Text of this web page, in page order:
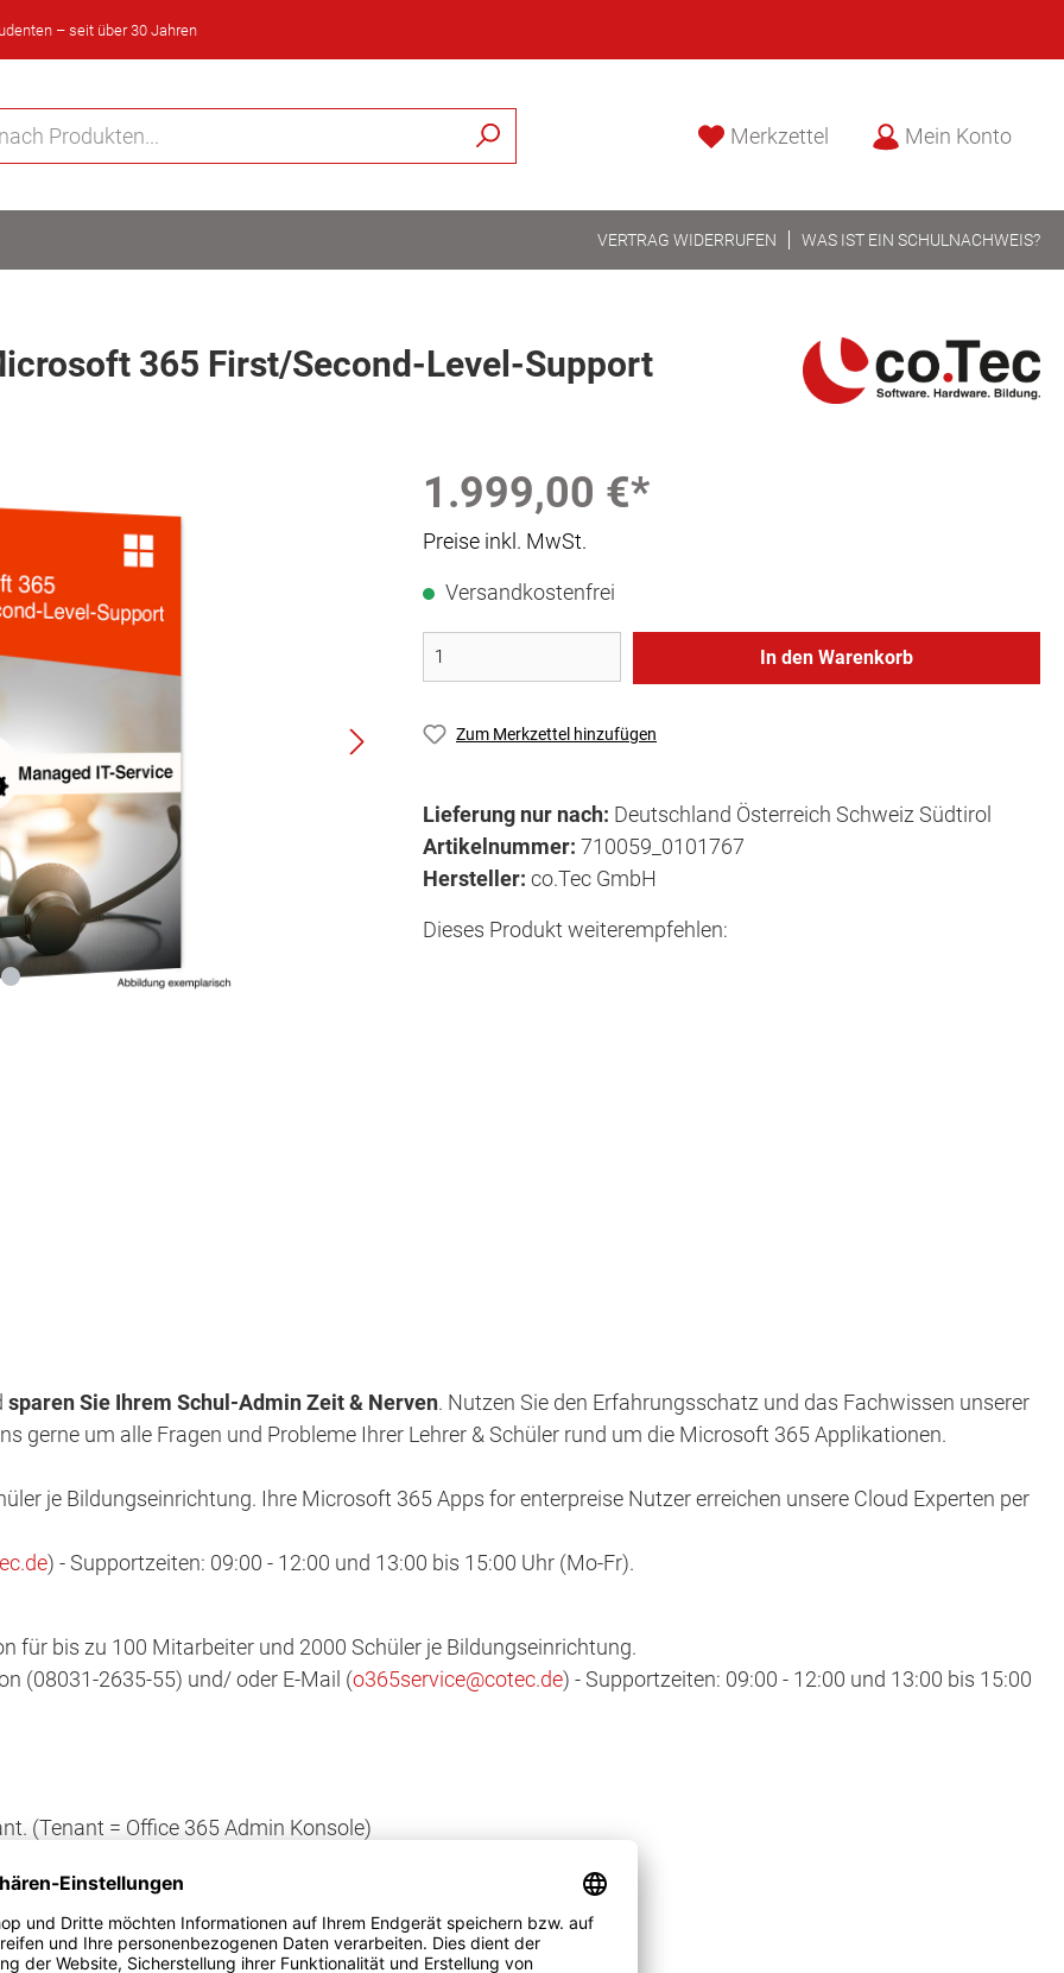
– seit über 30 Jahren
Merkzettel Mein Konto
VERTRAG WIDERRUFEN WAS IST EIN SCHULNACHWEIS?
365 First/Second-Level-Support
1.999,00 €*
Preise inkl. MwSt.
Versandkostenfrei
In den Warenkorb
Zum Merkzettel hinzufügen
Lieferung nur nach: Deutschland Österreich Schweiz Südtirol
Artikelnummer: 710059_0101767
Hersteller: co.Tec GmbH
Dieses Produkt weiterempfehlen:
sparen Sie Ihrem Schul-Admin Zeit & Nerven. Nutzen Sie den Erfahrungsschatz und das Fachwissen unserer
gerne um alle Fragen und Probleme Ihrer Lehrer & Schüler rund um die Microsoft 365 Applikationen.
je Bildungseinrichtung. Ihre Microsoft 365 Apps for enterpreise Nutzer erreichen unsere Cloud Experten per
) - Supportzeiten: 09:00 - 12:00 und 13:00 bis 15:00 Uhr (Mo-Fr).
für bis zu 100 Mitarbeiter und 2000 Schüler je Bildungseinrichtung.
(08031-2635-55) und/ oder E-Mail (o365service@cotec.de) - Supportzeiten: 09:00 - 12:00 und 13:00 bis 15:00
(Tenant = Office 365 Admin Konsole)
erstellen lassen.